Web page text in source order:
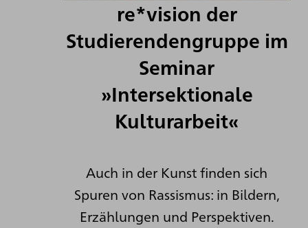
re*vision der
Studierendengruppe im
Seminar
»Intersektionale
Kulturarbeit«
Auch in der Kunst finden sich
Spuren von Rassismus: in Bildern,
Erzählungen und Perspektiven.